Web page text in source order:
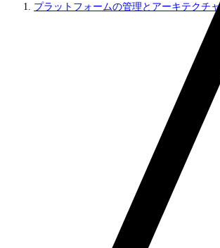
プラットフォームの管理とアーキテクチャ